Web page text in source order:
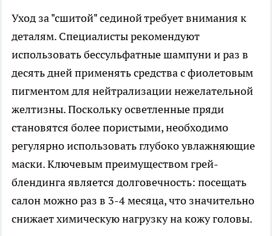
Уход за "сшитой" сединой требует внимания к
деталям. Специалисты рекомендуют
использовать бессульфатные шампуни и раз в
десять дней применять средства с фиолетовым
пигментом для нейтрализации нежелательной
желтизны. Поскольку осветленные пряди
становятся более пористыми, необходимо
регулярно использовать глубоко увлажняющие
маски. Ключевым преимуществом грей-
блендинга является долговечность: посещать
салон можно раз в 3-4 месяца, что значительно
снижает химическую нагрузку на кожу головы.